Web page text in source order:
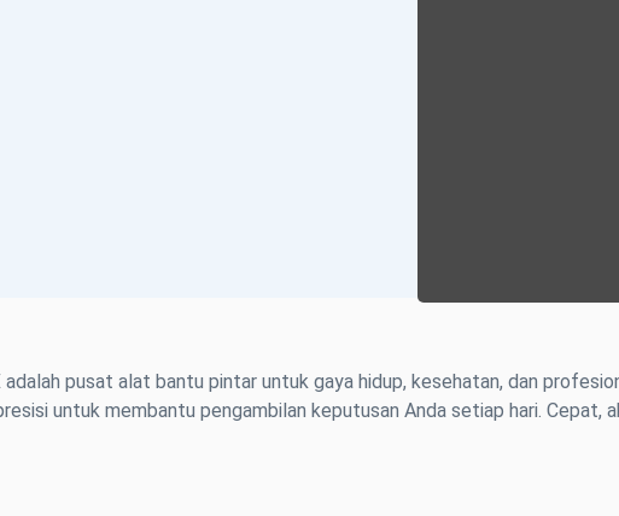
adalah pusat alat bantu pintar untuk gaya hidup, kesehatan, dan
untuk membantu pengambilan keputusan Anda setiap hari. Cepat,